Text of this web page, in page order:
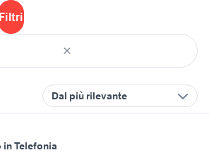
Filtri
Dal più rilevante
in Telefonia